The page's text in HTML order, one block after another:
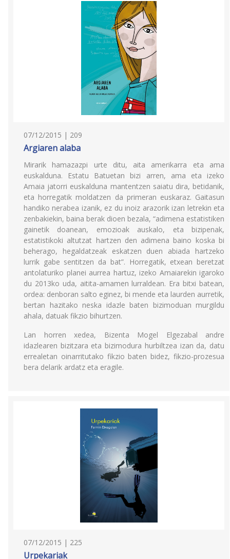
07/12/2015 | 209
Argiaren alaba
Mirarik hamazazpi urte ditu, aita amerikarra eta ama
euskalduna. Estatu Batuetan bizi arren, ama eta izeko
Amaia jatorri euskalduna mantentzen saiatu dira, betidanik,
eta horregatik moldatzen da primeran euskaraz. Gaitasun
handiko nerabea izanik, ez du inoiz arazorik izan letrekin eta
zenbakiekin, baina berak dioen bezala, “adimena estatistiken
gainetik doanean, emozioak auskalo, eta bizipenak,
estatistikoki altutzat hartzen den adimena baino koska bi
beherago, hegaldatzeak eskatzen duen abiada hartzeko
lurrik gabe sentitzen da bat”. Horregatik, etxean beretzat
antolaturiko planei aurrea hartuz, izeko Amaiarekin igaroko
du 2013ko uda, aitita-amamen lurraldean. Era bitxi batean,
ordea: denboran salto eginez, bi mende eta laurden aurretik,
bertan hazitako neska idazle baten bizimoduan murgildu
ahala, datuak fikzio bihurtzen.
Lan horren xedea, Bizenta Mogel Elgezabal andre
idazlearen bizitzara eta bizimodura hurbiltzea izan da, datu
errealetan oinarritutako fikzio baten bidez, fikzio-prozesua
bera delarik ardatz eta eragile.
07/12/2015 | 225
Urpekariak